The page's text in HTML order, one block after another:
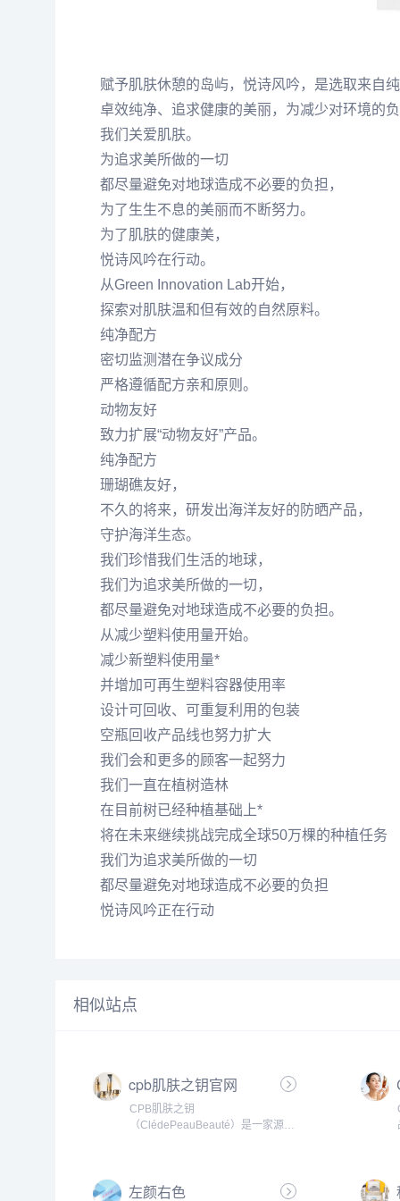
赋予肌肤休憩的岛屿，悦诗风吟，是选取来自
卓效纯净、追求健康的美丽，为减少对环境的
我们关爱肌肤。
为追求美所做的一切
都尽量避免对地球造成不必要的负担，
为了生生不息的美丽而不断努力。
为了肌肤的健康美，
悦诗风吟在行动。
从Green Innovation Lab开始，
探索对肌肤温和但有效的自然原料。
纯净配方
密切监测潜在争议成分
严格遵循配方亲和原则。
动物友好
致力扩展“动物友好”产品。
纯净配方
珊瑚礁友好，
不久的将来，研发出海洋友好的防晒产品，
守护海洋生态。
我们珍惜我们生活的地球，
我们为追求美所做的一切，
都尽量避免对地球造成不必要的负担。
从减少塑料使用量开始。
减少新塑料使用量*
并增加可再生塑料容器使用率
设计可回收、可重复利用的包装
空瓶回收产品线也努力扩大
我们会和更多的顾客一起努力
我们一直在植树造林
在目前树已经种植基础上*
将在未来继续挑战完成全球50万棵的种植任务
我们为追求美所做的一切
都尽量避免对地球造成不必要的负担
悦诗风吟正在行动
相似站点
cpb肌肤之钥官网
CPB肌肤之钥
（ClédePeauBeauté）是一家源自
的品质，成为全球奢侈品护肤品市场
左颜右色